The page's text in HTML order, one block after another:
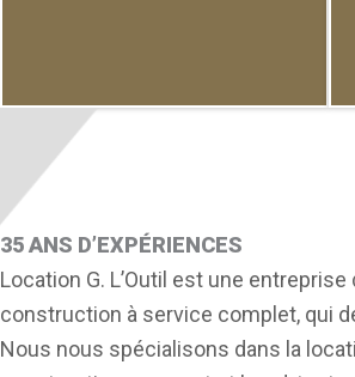
35 ANS D’EXPÉRIENCES
Location G. L’Outil est une
construction à service complet, qui
Nous nous spécialisons dans la